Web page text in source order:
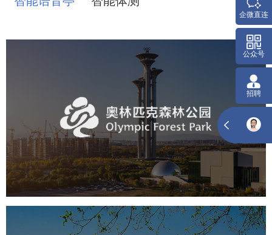
奥体森林公园
旅游休闲 公园 AI人工智能
智慧公园
智慧体育公园
智能步道 智能大数据平台